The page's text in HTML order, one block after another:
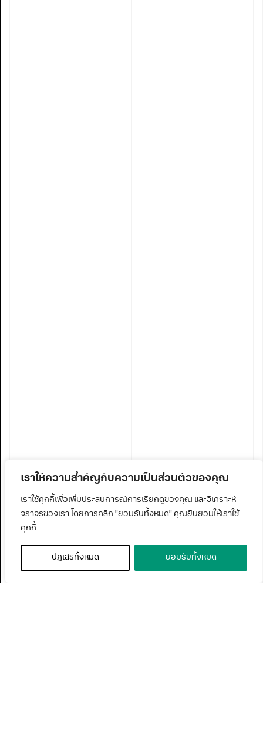
เราให้ความสำคัญกับความเป็นส่วนตัวของคุณ
เราใช้คุกกี้เพื่อเพิ่มประสบการณ์การเรียกดูของคุณ และวิเคราะห์
จราจรของเรา โดยการคลิก "ยอมรับทั้งหมด" คุณยินยอมให้เราใช้
คุกกี้
ปฏิเสธทั้งหมด ยอมรับทั้งหมด